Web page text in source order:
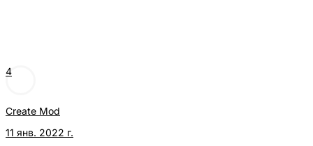
4
Create Mod
11 янв. 2022 г.